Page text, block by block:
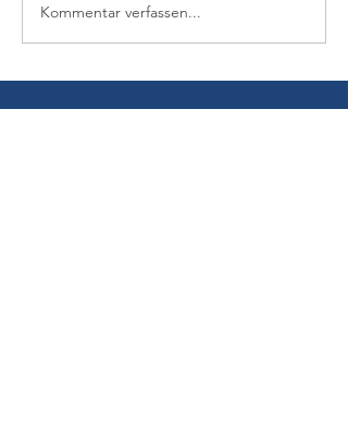
Kommentar verfassen...